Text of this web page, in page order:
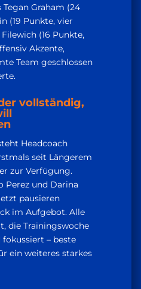
Graham (24
(19 Punkte, vier
(16 Punkte,
Akzente,
Team geschlossen
vollständig,
Headcoach
seit Längerem
zur Verfügung.
Perez und Darina
pausieren
im Aufgebot. Alle
die Trainingswoche
– beste
ein weiteres starkes